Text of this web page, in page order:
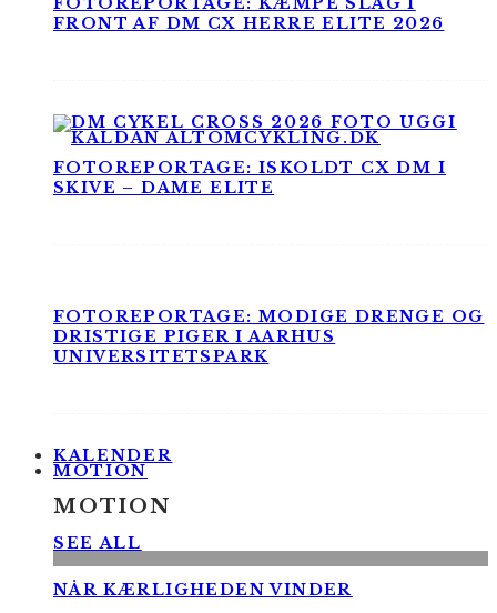
FRONT AF DM CX HERRE ELITE 2026
FOTOREPORTAGE: ISKOLDT CX DM I
SKIVE – DAME ELITE
FOTOREPORTAGE: MODIGE DRENGE OG
DRISTIGE PIGER I AARHUS
UNIVERSITETSPARK
KALENDER
MOTION
MOTION
SEE ALL
NÅR KÆRLIGHEDEN VINDER